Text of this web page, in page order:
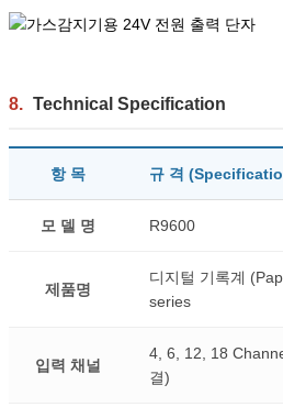
8. Technical Specification
항 목 규 격
모 델 명 R9600
제품명
디지털 기록계
series
입력 채널
4, 6, 12, 18
결)